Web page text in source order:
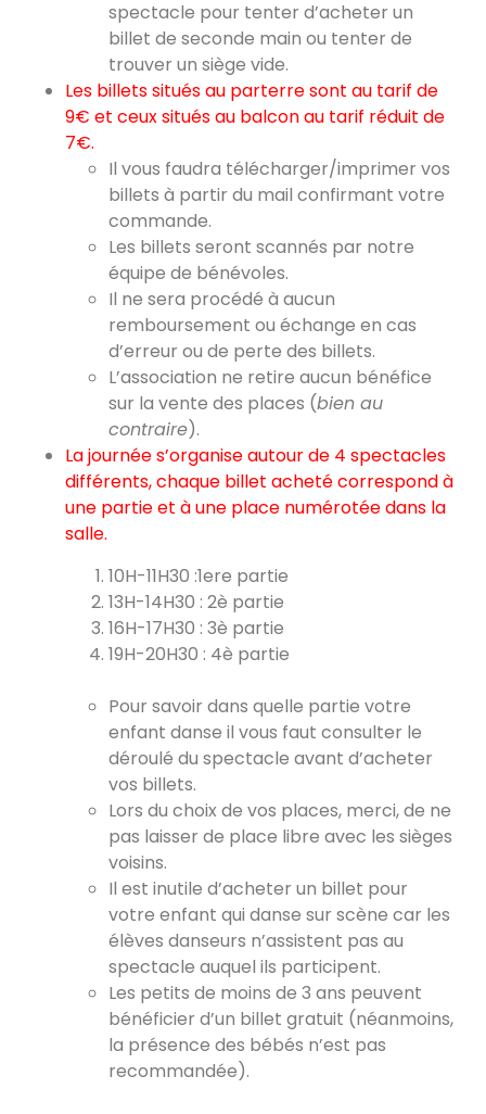
spectacle pour tenter d’acheter un
billet de seconde main ou tenter de
trouver un siège vide.
Les billets situés au parterre sont au tarif de
9€ et ceux situés au balcon au tarif réduit de
7€.
Il vous faudra télécharger/imprimer vos
billets à partir du mail confirmant votre
commande.
Les billets seront scannés par notre
équipe de bénévoles.
Il ne sera procédé à aucun
remboursement ou échange en cas
d’erreur ou de perte des billets.
L’association ne retire aucun bénéfice
sur la vente des places (bien au
contraire).
La journée s’organise autour de 4 spectacles
différents, chaque billet acheté correspond à
une partie et à une place numérotée dans la
salle.
10H-11H30 :1ere partie
13H-14H30 : 2è partie
16H-17H30 : 3è partie
19H-20H30 : 4è partie
Pour savoir dans quelle partie votre
enfant danse il vous faut consulter le
déroulé du spectacle avant d’acheter
vos billets.
Lors du choix de vos places, merci, de ne
pas laisser de place libre avec les sièges
voisins.
Il est inutile d’acheter un billet pour
votre enfant qui danse sur scène car les
élèves danseurs n’assistent pas au
spectacle auquel ils participent.
Les petits de moins de 3 ans peuvent
bénéficier d’un billet gratuit (néanmoins,
la présence des bébés n’est pas
recommandée).